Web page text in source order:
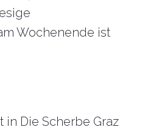
Wochenende ist